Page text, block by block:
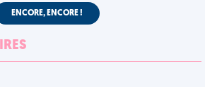
ENCORE, ENCORE !